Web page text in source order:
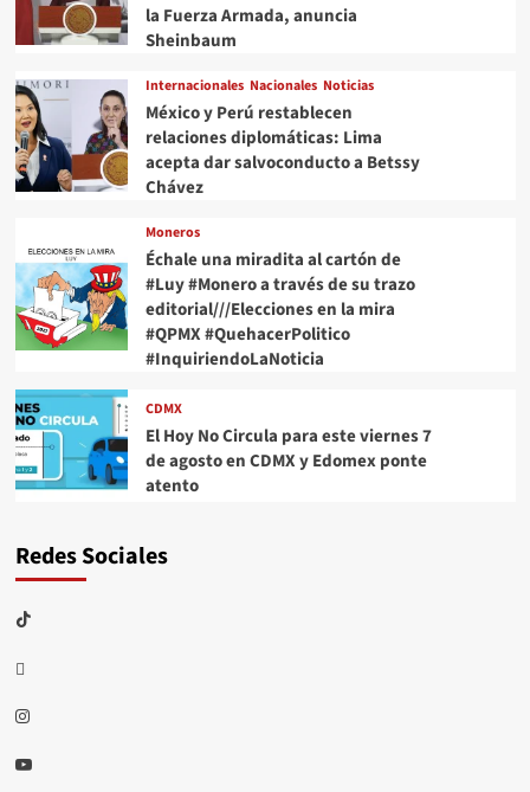
la Fuerza Armada, anuncia
Sheinbaum
Internacionales Nacionales Noticias
México y Perú restablecen
relaciones diplomáticas: Lima
acepta dar salvoconducto a Betssy
Chávez
Moneros
Échale una miradita al cartón de
#Luy #Monero a través de su trazo
editorial///Elecciones en la mira
#QPMX #QuehacerPolitico
#InquiriendoLaNoticia
CDMX
El Hoy No Circula para este viernes 7
de agosto en CDMX y Edomex ponte
atento
Redes Sociales
TikTok
threads
Instagram
Youtube